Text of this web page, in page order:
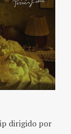
dirigido por